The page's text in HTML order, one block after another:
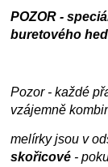
POZOR -
buretového
Pozor - každé
vzájemně
melírky jsou v
skořicové -